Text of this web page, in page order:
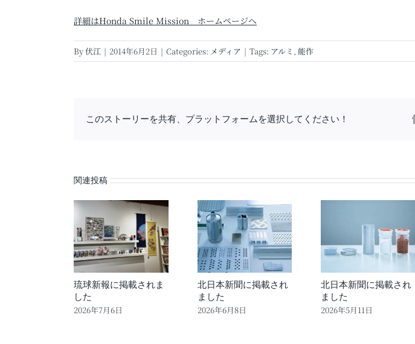
詳細はHonda Smile Mission ホームページへ
By伏江 | 2014年6月2日 | Categories: メディア | Tags: アルミ , 能作
このストーリーを共有、プラットフォームを選択してください！
関連投稿
琉球新報に掲載されま
した
2026年7月6日
北日本新聞に掲載され
ました
2026年6月8日
北日本新聞に掲載され
ました
2026年5月11日